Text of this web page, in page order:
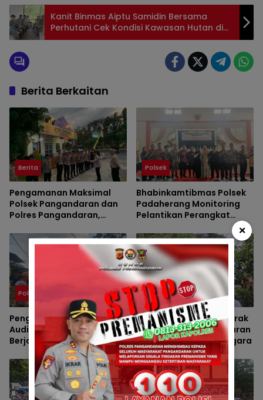
Kanit Binmas Aiptu Samidin Bersama
Perhutani Cek Kondisi Kawasan Hutan di
Wilayah Sidamulih
Berita Berkaitan
Berita
Pengamanan Maksimal
Polsek Pangandaran dan
Polres Pangandaran,
Berlangsung Aman
Polsek
Bhabinkamtibmas Polsek
Padaherang Monitoring
Pelantikan Perangkat
Polsek
Pengawalan Massa
Audiensi ke BBWS Citanduy
Berjalan Aman, Polsek
Padaherang Pastikan
Kegiatan Berlangsung
Kondusif
Polsek
Polsek Padaherang Gerak
Cepat Tangani Kebakaran
Hutan di Desa Sukanagara
×